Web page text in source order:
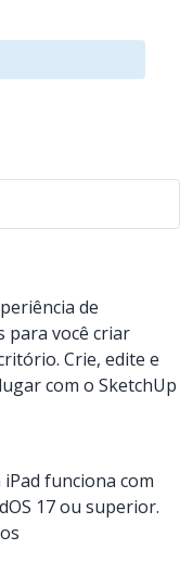
de
para você criar
Crie, edite e
com o SketchUp
funciona com
17 ou superior.